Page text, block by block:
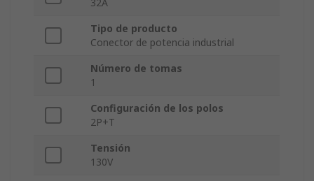
32A
Tipo de producto
Conector de potencia industrial
Número de tomas
1
Configuración de los polos
2P+T
Tensión
130V